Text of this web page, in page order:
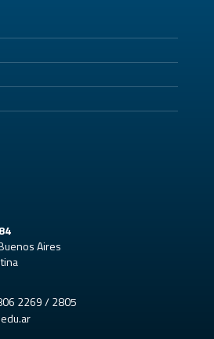
Aires
2269 / 2805